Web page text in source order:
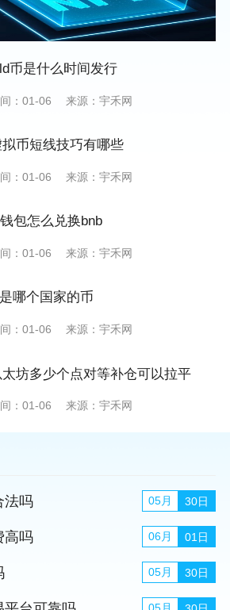
币是什么时间发行
：01-06 来源：宇禾网
拟币短线技巧有哪些
：01-06 来源：宇禾网
包怎么兑换bnb
：01-06 来源：宇禾网
哪个国家的币
：01-06 来源：宇禾网
太坊多少个点对等补仓可以拉平
：01-06 来源：宇禾网
法吗 05月 30日
高吗 06月 01日
05月 30日